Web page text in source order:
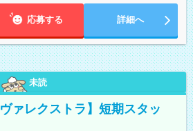
応募する 詳細へ
未読
ァレクストラ】短期スタッ